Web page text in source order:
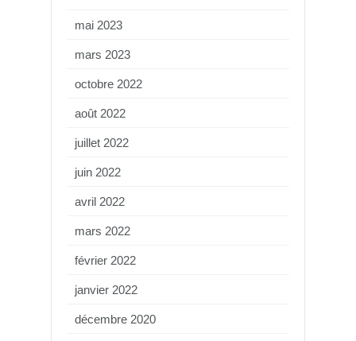
mai 2023
mars 2023
octobre 2022
août 2022
juillet 2022
juin 2022
avril 2022
mars 2022
février 2022
janvier 2022
décembre 2020